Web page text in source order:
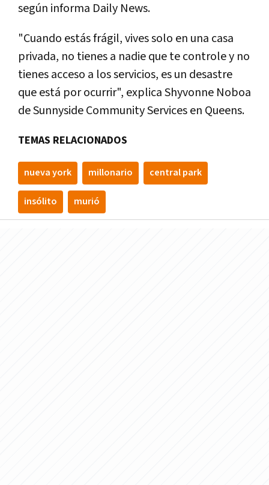
según informa Daily News.
"Cuando estás frágil, vives solo en una casa
privada, no tienes a nadie que te controle y no
tienes acceso a los servicios, es un desastre
que está por ocurrir", explica Shyvonne Noboa
de Sunnyside Community Services en Queens.
TEMAS RELACIONADOS
nueva york millonario central park
insólito murió